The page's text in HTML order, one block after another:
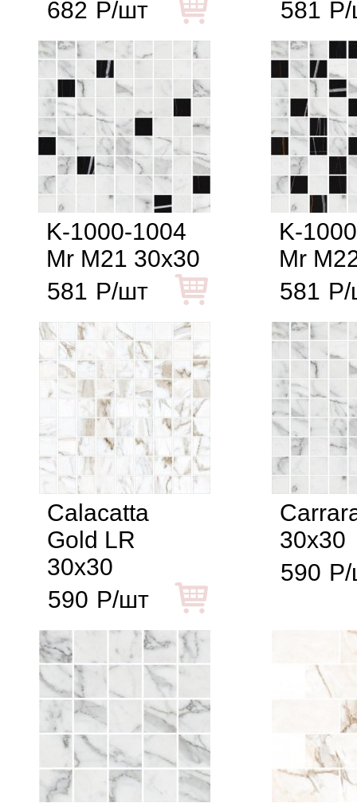
682 Р/шт 581
K-1000-1004
Mr M21 30x30
581 Р/шт
K-
Mr
581 Р/
Calacatta
Gold LR
30x30
590 Р/шт
30x30
590